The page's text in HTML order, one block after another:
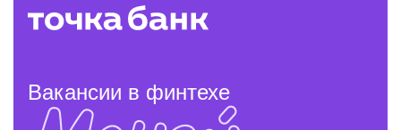
Вакансии в финтехе